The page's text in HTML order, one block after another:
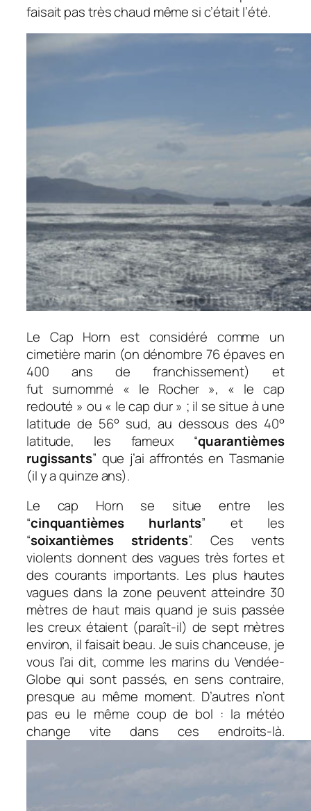
faisait pas très chaud même si c’était l’été.
Le Cap Horn est considéré comme un
cimetière marin (on dénombre 76 épaves en
400 ans de franchissement) et
fut surnommé « le Rocher », « le cap
redouté » ou « le cap dur » ; il se situe à une
latitude de 56° sud, au dessous des 40°
latitude, les fameux “quarantièmes
rugissants” que j’ai affrontés en Tasmanie
(il y a quinze ans).
Le cap Horn se situe entre les
“cinquantièmes hurlants” et les
“soixantièmes stridents”. Ces vents
violents donnent des vagues très fortes et
des courants importants. Les plus hautes
vagues dans la zone peuvent atteindre 30
mètres de haut mais quand je suis passée
les creux étaient (paraît-il) de sept mètres
environ, il faisait beau. Je suis chanceuse, je
vous l’ai dit, comme les marins du Vendée-
Globe qui sont passés, en sens contraire,
presque au même moment. D’autres n’ont
pas eu le même coup de bol : la météo
change vite dans ces endroits-là.